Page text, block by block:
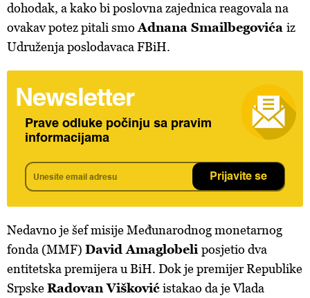
dohodak, a kako bi poslovna zajednica reagovala na
ovakav potez pitali smo Adnana Smailbegovića iz
Udruženja poslodavaca FBiH.
Newsletter
Prave odluke počinju sa pravim
informacijama
Prijavite se
Nedavno je šef misije Međunarodnog monetarnog
fonda (MMF) David Amaglobeli posjetio dva
entitetska premijera u BiH. Dok je premijer Republike
SrpskeRadovan Viškovićistakao da je Vlada